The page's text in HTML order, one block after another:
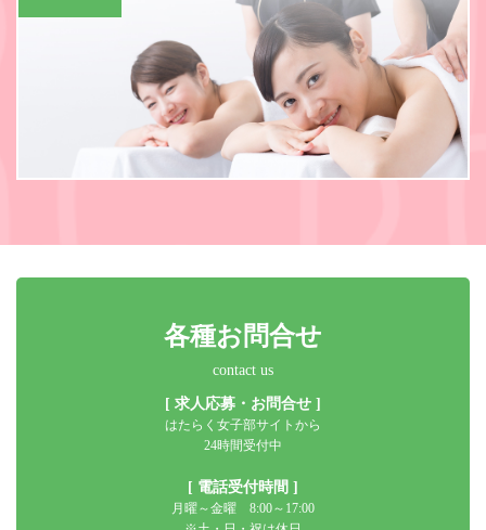
各種お問合せ
contact us
[ 求人応募・お問合せ ]
はたらく女子部サイトから
24時間受付中
[ 電話受付時間 ]
月曜～金曜 8:00～17:00